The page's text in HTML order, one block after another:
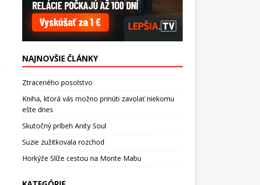
NAJNOVŠIE ČLÁNKY
Ztraceného posolstvo
Kniha, ktorá vás možno prinúti zavolať niekomu
ešte dnes
Skutočný príbeh Anity Soul
Suzie zužitkovala rozchod
Horkýže Slíže cestou na Monte Mabu